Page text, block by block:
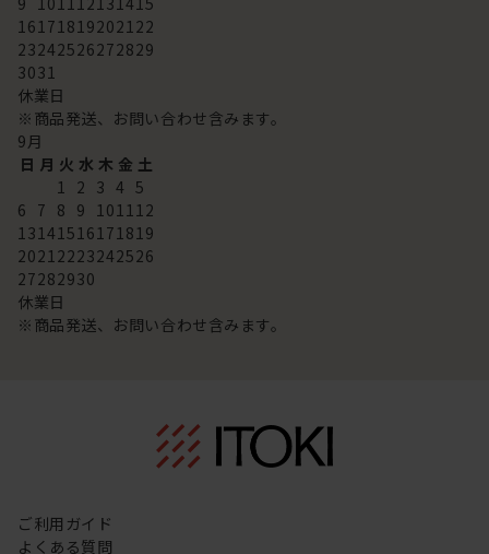
16171819202122
23242526272829
3031
休業日
※商品発送、お問い合わせ含みます。
9月
日 月 火 水 木 金 土
1 2 3 4 5
6 7 8 9 101112
13141516171819
20212223242526
27282930
休業日
※商品発送、お問い合わせ含みます。
ご利用ガイド
よくある質問